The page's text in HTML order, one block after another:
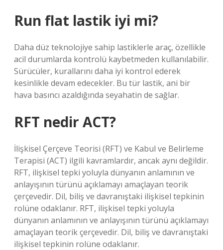
Run flat lastik iyi mi?
Daha düz teknolojiye sahip lastiklerle araç, özellikle
acil durumlarda kontrolü kaybetmeden kullanılabilir.
Sürücüler, kurallarını daha iyi kontrol ederek
kesinlikle devam edecekler. Bu tür lastik, ani bir
hava basıncı azaldığında seyahatin de sağlar.
RFT nedir ACT?
İlişkisel Çerçeve Teorisi (RFT) ve Kabul ve Belirleme
Terapisi (ACT) ilgili kavramlardır, ancak aynı değildir.
RFT, ilişkisel tepki yoluyla dünyanın anlamının ve
anlayışının türünü açıklamayı amaçlayan teorik
çerçevedir. Dil, biliş ve davranıştaki ilişkisel tepkinin
rolüne odaklanır. RFT, ilişkisel tepki yoluyla
dünyanın anlamının ve anlayışının türünü açıklamayı
amaçlayan teorik çerçevedir. Dil, biliş ve davranıştaki
ilişkisel tepkinin rolüne odaklanır.